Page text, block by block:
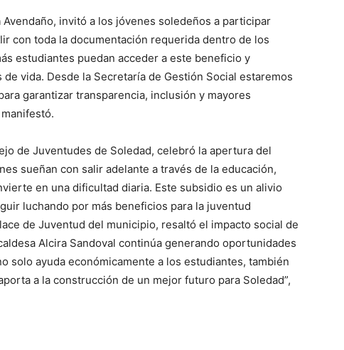
invitó a los jóvenes soledeños a participar
con toda la documentación requerida dentro de los
estudiantes puedan acceder a este beneficio y
vida. Desde la Secretaría de Gestión Social estaremos
garantizar transparencia, inclusión y mayores
de Juventudes de Soledad, celebró la apertura del
sueñan con salir adelante a través de la educación,
en una dificultad diaria. Este subsidio es un alivio
luchando por más beneficios para la juventud
de Juventud del municipio, resaltó el impacto social de
Alcira Sandoval continúa generando oportunidades
solo ayuda económicamente a los estudiantes, también
a la construcción de un mejor futuro para Soledad”,